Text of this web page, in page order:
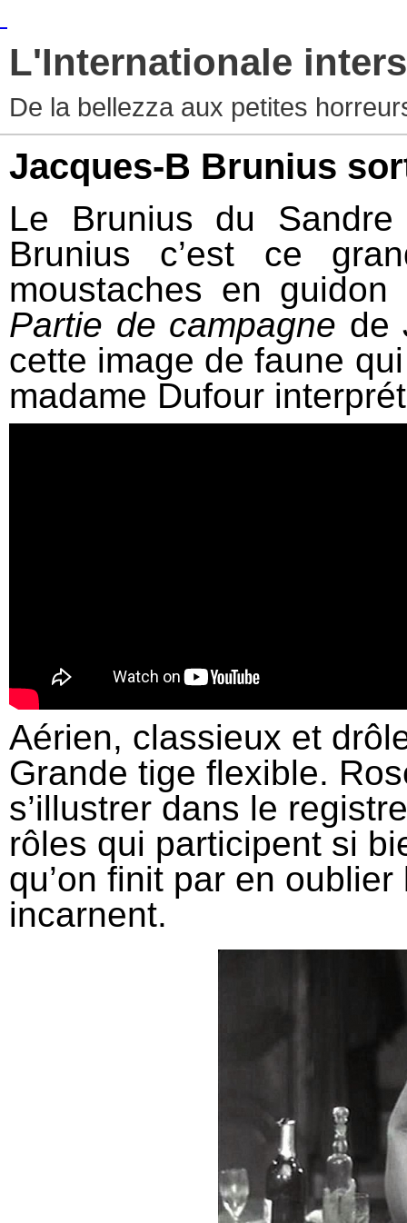
L'Internationale
De la bellezza aux petites
Jacques-B Brunius
Le Brunius du Sandre
Brunius c’est ce
moustaches en
Partie de campagne de
cette image de faune
madame Dufour
Aérien, classieux et
Grande tige flexible.
s’illustrer dans le
rôles qui participent si
qu’on finit par en
incarnent.